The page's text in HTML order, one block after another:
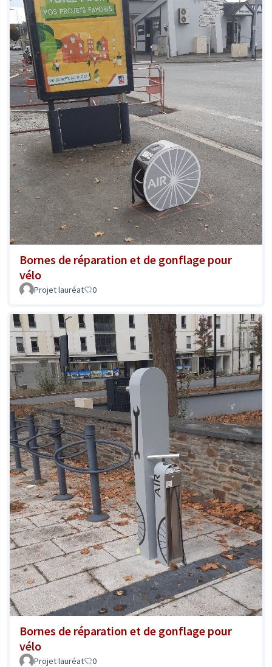
Bornes de réparation et de gonflage pour
vélo
Projet lauréat 0
Bornes de réparation et de gonflage pour
vélo
Projet lauréat 0